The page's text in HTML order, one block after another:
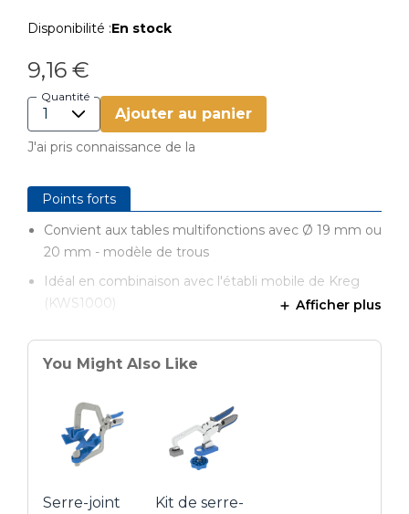
Disponibilité :En stock
9,16 €
Quantité
Ajouter au panier
J'ai pris connaissance de la
Points forts
Convient aux tables multifonctions avec Ø 19 mm ou
20 mm - modèle de trous
Idéal en combinaison avec l'établi mobile de Kreg
(KWS1000)
sur l'établi
Afficher plus
You Might Also Like
Serre-joint
Kit de serre-